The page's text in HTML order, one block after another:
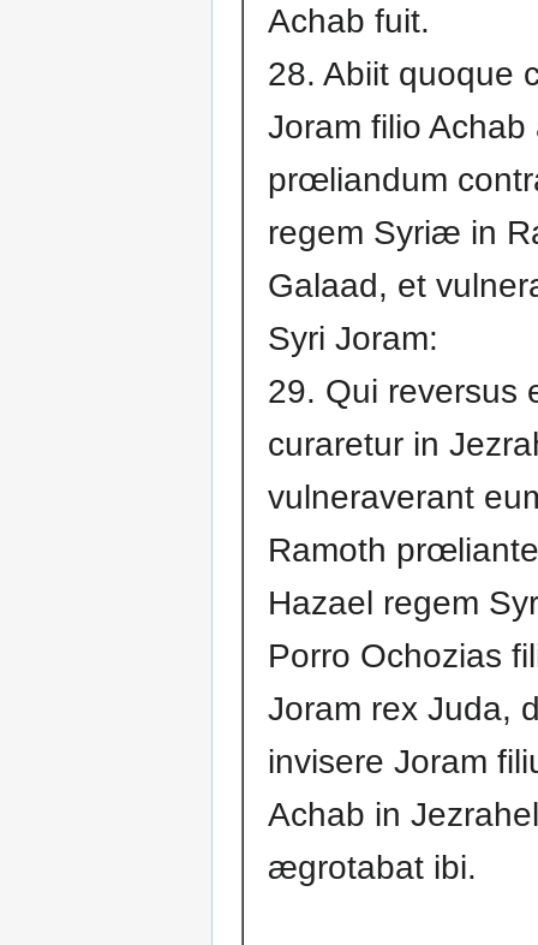
Achab fuit.
28. Abiit quoque
Joram filio Achab
prœliandum
regem Syriæ in
Galaad, et
Syri Joram:
29. Qui reversus
curaretur in
vulneraverant
Ramoth
Hazael regem
Porro Ochozias
Joram rex Juda,
invisere Joram
Achab in
ægrotabat ibi.